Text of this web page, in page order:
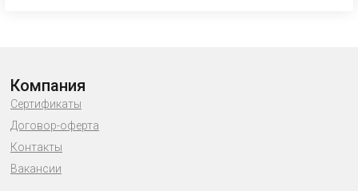
Компания
Сертификаты
Договор-оферта
Контакты
Вакансии